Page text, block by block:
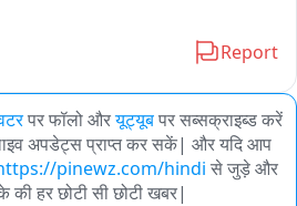
Report
पर फॉलो औरयूट्यूबपर सब्सक्राइब्ड करें
अपडेट्स प्राप्त कर सकें| और यदि आप
pinewz.com/hindi से जुड़े और
की हर छोटी सी छोटी खबर|